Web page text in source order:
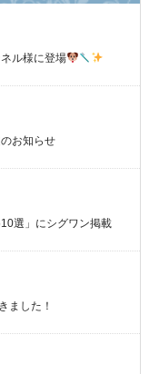
ル様に登場
お知らせ
選」にシグワン掲載
ました！